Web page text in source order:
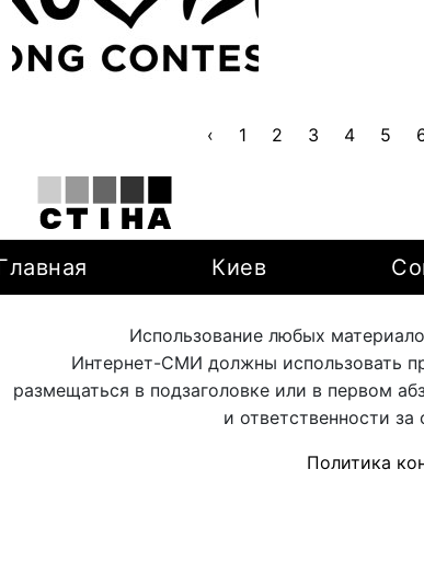
‹ 1 2 3 4 5
Киев
Использование любых
Интернет-СМИ должны использовать
размещаться в подзаголовке или в первом
и ответственности
Политика